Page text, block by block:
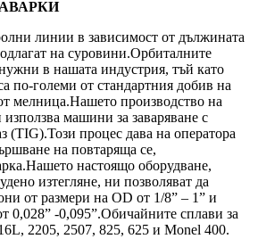
линии в зависимост от дължината
на суровини.Орбиталните
в нашата индустрия, тъй като
по-големи от стандартния добив на
мелница.Нашето производство на
машини за заваряване с
(TIG).Този процес дава на оператора
на повтаряща се,
настоящо оборудване,
изтегляне, ни позволяват да
от размери на OD от 1/8” – 1” и
0,028” -0,095”.Обичайните сплави за
2205, 2507, 825, 625 и Monel 400.